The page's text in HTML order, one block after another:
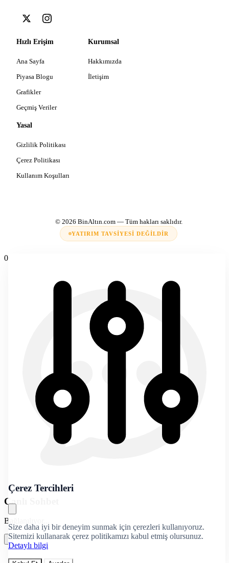
Hızlı Erişim
Ana Sayfa
Piyasa Blogu
Grafikler
Geçmiş Veriler
Kurumsal
Hakkımızda
İletişim
Yasal
Gizlilik Politikası
Çerez Politikası
Kullanım Koşulları
© 2026 BinAltın.com— Tüm hakları saklıdır.
YATIRIM TAVSIYESI DEĞILDIR
Çerez Tercihleri
Size daha iyi bir deneyim sunmak için çerezleri kullanıyoruz.
Sitemizi kullanarak çerez politikamızı kabul etmiş olursunuz.
Detaylı bilgi
0
Canlı Sohbet
Bağlanılıyor...